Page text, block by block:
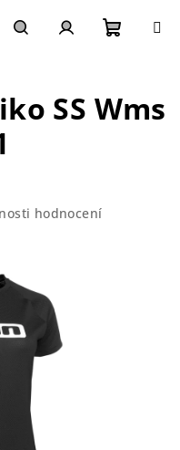
košík
SS Wms
hodnocení